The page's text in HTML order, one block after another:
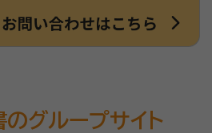
グループサイト